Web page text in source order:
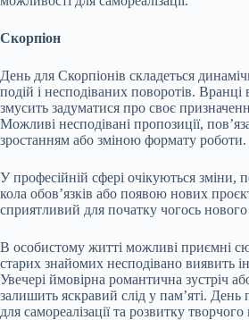
Скорпіон
День для Скорпіонів складеться
подій і несподіваних поворотів. Вранці
змусить задуматися про своє
Можливі несподівані пропозиції,
зростанням або зміною формату роботи.
У професійній сфері очікуються зміни,
кола обов’язків або появою нових
сприятливий для початку чогось
В особистому житті можливі приємні
старих знайомих несподівано виявить
Увечері ймовірна романтична зустріч
залишить яскравий слід у пам’яті. День
для самореалізації та розвитку творчого